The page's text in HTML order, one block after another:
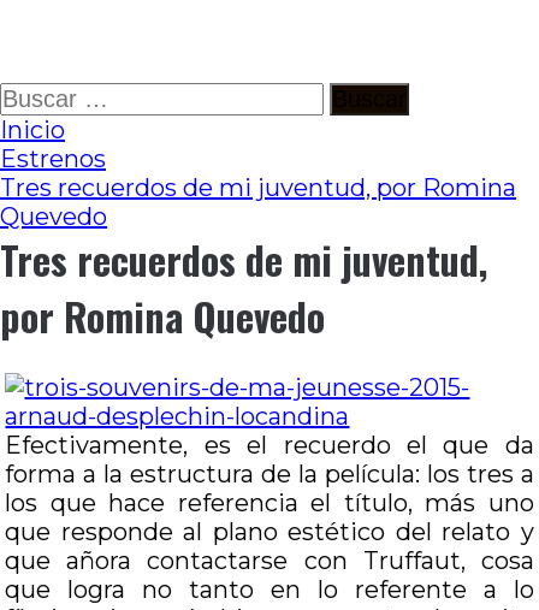
Ir
al
contenido
Buscar:
Inicio
Estrenos
Tres recuerdos de mi juventud, por Romina
Quevedo
Tres recuerdos de mi juventud,
por Romina Quevedo
Efectivamente, es el recuerdo el que da
forma a la estructura de la película: los tres a
los que hace referencia el título, más uno
que responde al plano estético del relato y
que añora contactarse con Truffaut, cosa
que logra no tanto en lo referente a lo